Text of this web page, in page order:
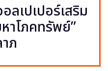
ลเปเปอร์เสริม
าโภคทรัพย์”
ภ